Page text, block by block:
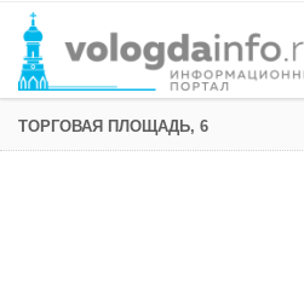
ТОРГОВАЯ ПЛОЩАДЬ, 6